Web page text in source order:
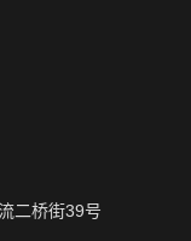
二桥街39号